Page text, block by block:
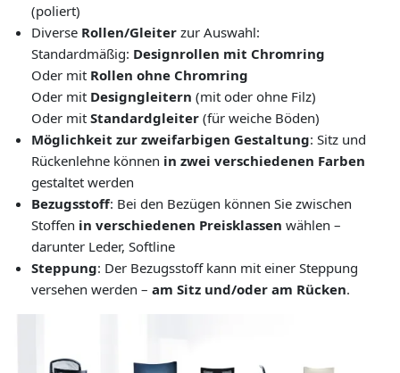
(poliert)
Diverse Rollen/Gleiter zur Auswahl:
Standardmäßig: Designrollen mit Chromring
Oder mit Rollen ohne Chromring
Oder mit Designgleitern (mit oder ohne Filz)
Oder mitStandardgleiter (für weiche Böden)
Möglichkeit zur zweifarbigen Gestaltung: Sitz und
Rückenlehne können in zwei verschiedenen Farben
gestaltet werden
Bezugsstoff: Bei den Bezügen können Sie zwischen
Stoffen in verschiedenen Preisklassen wählen –
darunter Leder, Softline
Steppung: Der Bezugsstoff kann mit einer Steppung
versehen werden –am Sitz und/oder am Rücken.